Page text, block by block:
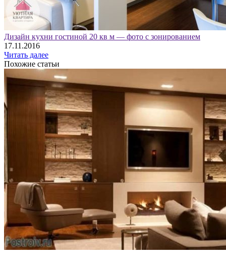
Дизайн кухни гостиной 20 кв м — фото с зонированием
17.11.2016
Читать далее
Похожие статьи